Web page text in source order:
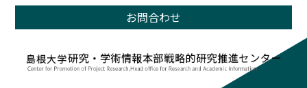
お問合わせ